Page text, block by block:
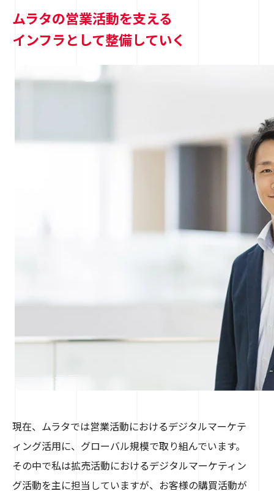
ムラタの営業活動を支える
インフラとして整備していく
現在、ムラタでは営業活動におけるデジタルマーケテ
ィング活用に、グローバル規模で取り組んでいます。
その中で私は拡売活動におけるデジタルマーケティン
グ活動を主に担当していますが、お客様の購買活動が